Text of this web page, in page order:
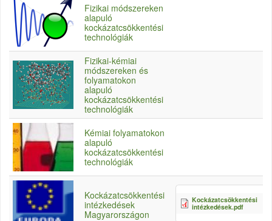
Fizikai módszereken
alapuló
kockázatcsökkentési
technológiák
Fizikai-kémiai
módszereken és
folyamatokon
alapuló
kockázatcsökkentési
technológiák
Kémiai folyamatokon
alapuló
kockázatcsökkentési
technológiák
Kockázatcsökkentési
intézkedések
Magyarországon
Kockázatcsökkentési
intézkedések.pdf